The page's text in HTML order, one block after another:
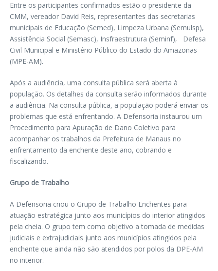
Entre os participantes confirmados estão o presidente da
CMM, vereador David Reis, representantes das secretarias
municipais de Educação (Semed), Limpeza Urbana (Semulsp),
Assistência Social (Semasc), Insfraestrutura (Seminf), Defesa
Civil Municipal e Ministério Público do Estado do Amazonas
(MPE-AM).
Após a audiência, uma consulta pública será aberta à
população. Os detalhes da consulta serão informados durante
a audiência. Na consulta pública, a população poderá enviar os
problemas que está enfrentando. A Defensoria instaurou um
Procedimento para Apuração de Dano Coletivo para
acompanhar os trabalhos da Prefeitura de Manaus no
enfrentamento da enchente deste ano, cobrando e
fiscalizando.
Grupo de Trabalho
A Defensoria criou o Grupo de Trabalho Enchentes para
atuação estratégica junto aos municípios do interior atingidos
pela cheia. O grupo tem como objetivo a tomada de medidas
judiciais e extrajudiciais junto aos municípios atingidos pela
enchente que ainda não são atendidos por polos da DPE-AM
no interior.